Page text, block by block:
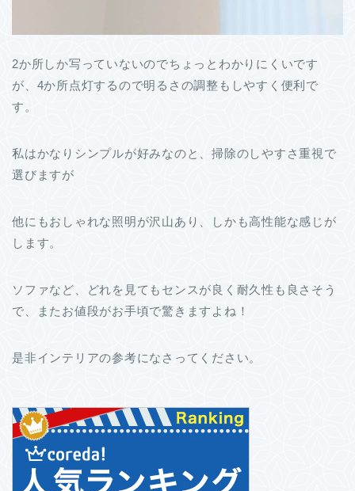
2か所しか写っていないのでちょっとわかりにくいです
が、4か所点灯するので明るさの調整もしやすく便利で
す。
私はかなりシンプルが好みなのと、掃除のしやすさ重視で
選びますが
他にもおしゃれな照明が沢山あり、しかも高性能な感じが
します。
ソファなど、どれを見てもセンスが良く耐久性も良さそう
で、またお値段がお手頃で驚きますよね！
是非インテリアの参考になさってください。